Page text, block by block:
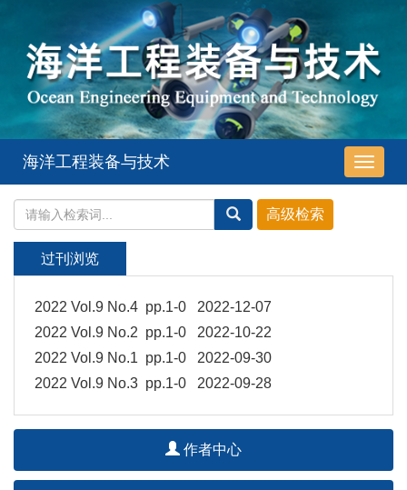
导
航
海洋工程装备与技术
过刊浏览
2022 Vol.9 No.4 pp.1-0 2022-12-07
2022 Vol.9 No.2 pp.1-0 2022-10-22
2022 Vol.9 No.1 pp.1-0 2022-09-30
2022 Vol.9 No.3 pp.1-0 2022-09-28
作者中心